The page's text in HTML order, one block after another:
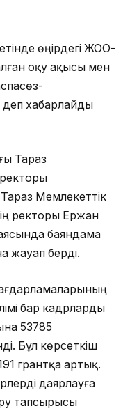
өңірдегі ЖОО-
оқу ақысы мен
хабарлайды
Тараз
ректоры
Мемлекеттік
ректоры Ержан
баяндама
жауап берді.
бар кадрларды
53785
Бұл көрсеткіш
грантқа артық.
даярлауға
тапсырысы